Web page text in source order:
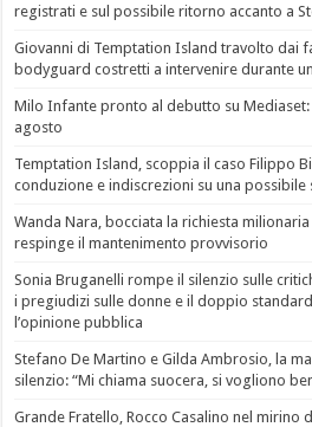
registrati e sul possibile ritorno accanto a
Giovanni di Temptation Island travolto dai
bodyguard costretti a intervenire durante
Milo Infante pronto al debutto su
agosto
Temptation Island, scoppia il caso Filippo
conduzione e indiscrezioni su una possibile
Wanda Nara, bocciata la richiesta
respinge il mantenimento provvisorio
Sonia Bruganelli rompe il silenzio sulle
i pregiudizi sulle donne e il doppio
l’opinione pubblica
Stefano De Martino e Gilda Ambrosio, la
silenzio: “Mi chiama suocera, si vogliono
Grande Fratello, Rocco Casalino nel mirino